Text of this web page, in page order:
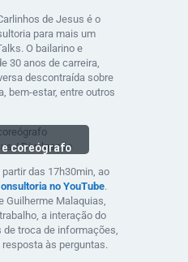
de Jesus é o
para mais um
O bailarino e
30 anos de carreira,
descontraída sobre
bem-estar, entre outros
e coreógrafo
das 17h30min, ao
no YouTube.
Guilherme Malaquias,
a interação do
troca de informações,
às perguntas.